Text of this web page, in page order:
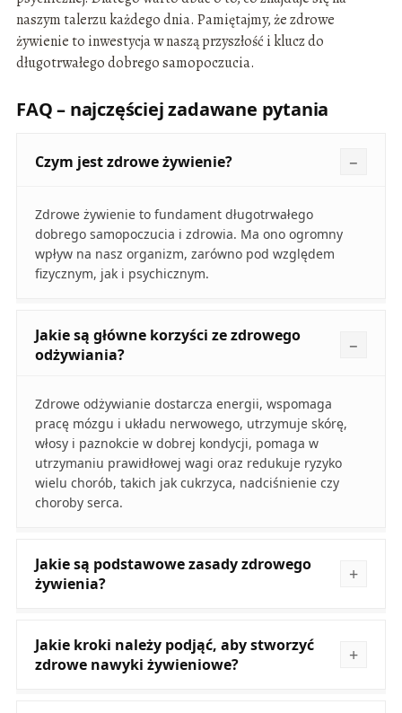
naszym talerzu każdego dnia. Pamiętajmy, że zdrowe
żywienie to inwestycja w naszą przyszłość i klucz do
długotrwałego dobrego samopoczucia.
FAQ – najczęściej zadawane pytania
Czym jest zdrowe żywienie?
Zdrowe żywienie to fundament długotrwałego
dobrego samopoczucia i zdrowia. Ma ono ogromny
wpływ na nasz organizm, zarówno pod względem
fizycznym, jak i psychicznym.
Jakie są główne korzyści ze zdrowego
odżywiania?
Zdrowe odżywianie dostarcza energii, wspomaga
pracę mózgu i układu nerwowego, utrzymuje skórę,
włosy i paznokcie w dobrej kondycji, pomaga w
utrzymaniu prawidłowej wagi oraz redukuje ryzyko
wielu chorób, takich jak cukrzyca, nadciśnienie czy
choroby serca.
Jakie są podstawowe zasady zdrowego
żywienia?
Jakie kroki należy podjąć, aby stworzyć
zdrowe nawyki żywieniowe?